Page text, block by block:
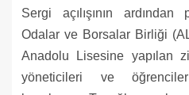
Sergi açılışının
Odalar ve Borsalar Birliği
Anadolu Lisesine yapılan
yöneticileri ve